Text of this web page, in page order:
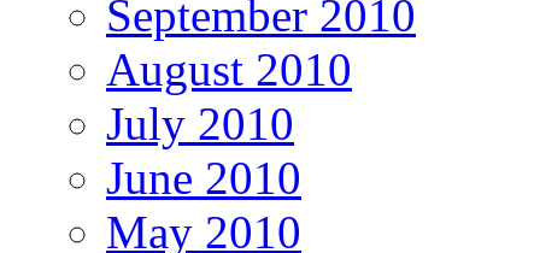
September 2010
August 2010
July 2010
June 2010
May 2010